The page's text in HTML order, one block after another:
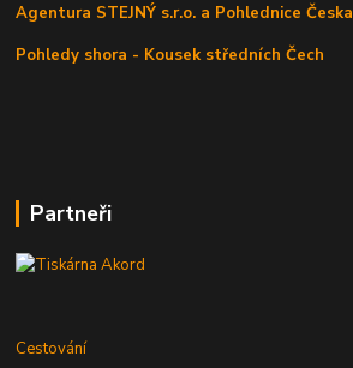
Agentura STEJNÝ s.r.o. a Pohlednice Česka
Pohledy shora - Kousek středních Čech
Partneři
Cestování